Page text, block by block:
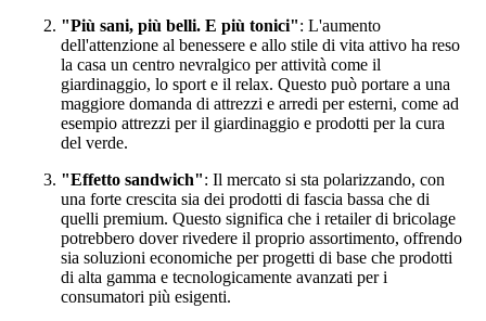
"Più sani, più belli. E più tonici": L'aumento
dell'attenzione al benessere e allo stile di vita attivo ha reso
la casa un centro nevralgico per attività come il
giardinaggio, lo sport e il relax. Questo può portare a una
maggiore domanda di attrezzi e arredi per esterni, come ad
esempio attrezzi per il giardinaggio e prodotti per la cura
del verde.
"Effetto sandwich": Il mercato si sta polarizzando, con
una forte crescita sia dei prodotti di fascia bassa che di
quelli premium. Questo significa che i retailer di bricolage
potrebbero dover rivedere il proprio assortimento, offrendo
sia soluzioni economiche per progetti di base che prodotti
di alta gamma e tecnologicamente avanzati per i
consumatori più esigenti.